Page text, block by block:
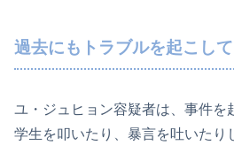
過去にもトラブルを起こし
ユ・ジュヒョン容疑者は、事件を
学生を叩いたり、暴言を吐いたり